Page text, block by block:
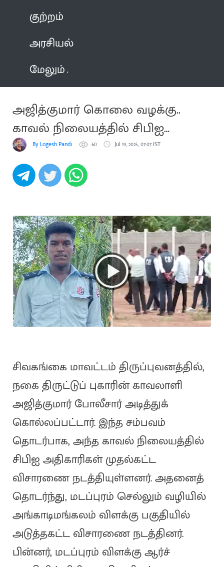
குற்றம்
அரசியல்
மேலும்
அஜித்குமார் கொலை வழக்கு..
காவல் நிலையத்தில் சிபிஐ
விசாரணை
By Logesh Pandi 60 Jul 19, 2025, 07:07 IST
சிவகங்கை மாவட்டம் திருப்புவனத்தில்,
நகை திருட்டுப் புகாரின் காவலாளி
அஜித்குமார் போலீசார் அடித்துக்
கொல்லப்பட்டார். இந்த சம்பவம்
தொடர்பாக, அந்த காவல் நிலையத்தில்
சிபிஐ அதிகாரிகள் முதல்கட்ட
விசாரணை நடத்தியுள்ளனர். அதனைத்
தொடர்ந்து, மடப்புரம் செல்லும் வழியில்
அங்காடிமங்கலம் விளக்கு பகுதியில்
அடுத்தகட்ட விசாரணை நடத்தினர்.
பின்னர், மடப்புரம் விளக்கு ஆர்ச்